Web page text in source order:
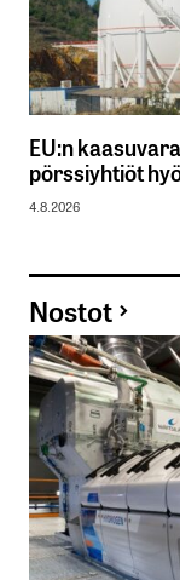
EU:n
pörssiyhtiöt
4.8.2026
Nostot